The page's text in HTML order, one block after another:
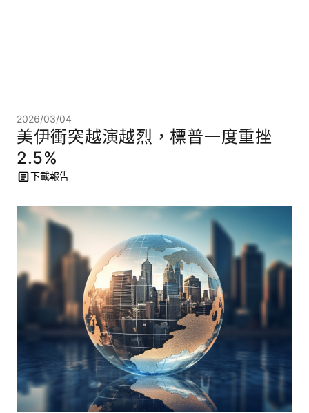
2026/03/04
美伊衝突越演越烈，標普一度重挫
2.5%
下載報告